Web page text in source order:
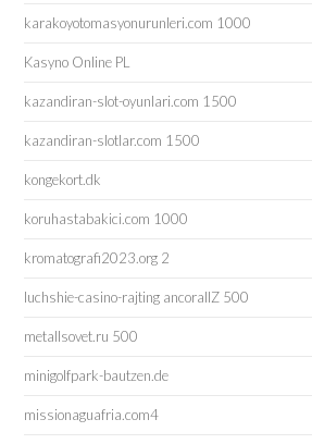
karakoyotomasyonurunleri.com 1000
Kasyno Online PL
kazandiran-slot-oyunlari.com 1500
kazandiran-slotlar.com 1500
kongekort.dk
koruhastabakici.com 1000
kromatografi2023.org 2
luchshie-casino-rajting ancorallZ 500
metallsovet.ru 500
minigolfpark-bautzen.de
missionaguafria.com4